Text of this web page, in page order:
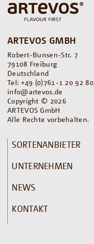
ARTEVOS GMBH
Robert-Bunsen-Str. 7
79108 Freiburg
Deutschland
Tel: +49 (0)761-1 20 92 80
info@artevos.de
Copyright © 2026
ARTEVOS GmbH
Alle Rechte vorbehalten.
SORTENANBIETER
UNTERNEHMEN
NEWS
KONTAKT